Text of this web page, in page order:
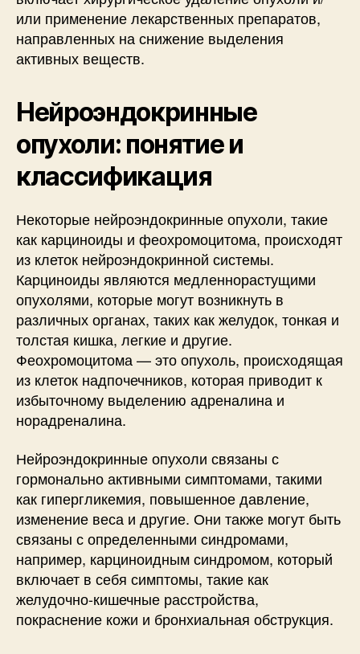
или применение лекарственных препаратов,
направленных на снижение выделения
активных веществ.
Нейроэндокринные
опухоли: понятие и
классификация
Некоторые нейроэндокринные опухоли, такие
как карциноиды и феохромоцитома, происходят
из клеток нейроэндокринной системы.
Карциноиды являются медленнорастущими
опухолями, которые могут возникнуть в
различных органах, таких как желудок, тонкая и
толстая кишка, легкие и другие.
Феохромоцитома — это опухоль, происходящая
из клеток надпочечников, которая приводит к
избыточному выделению адреналина и
норадреналина.
Нейроэндокринные опухоли связаны с
гормонально активными симптомами, такими
как гипергликемия, повышенное давление,
изменение веса и другие. Они также могут быть
связаны с определенными синдромами,
например, карциноидным синдромом, который
включает в себя симптомы, такие как
желудочно-кишечные расстройства,
покраснение кожи и бронхиальная обструкция.